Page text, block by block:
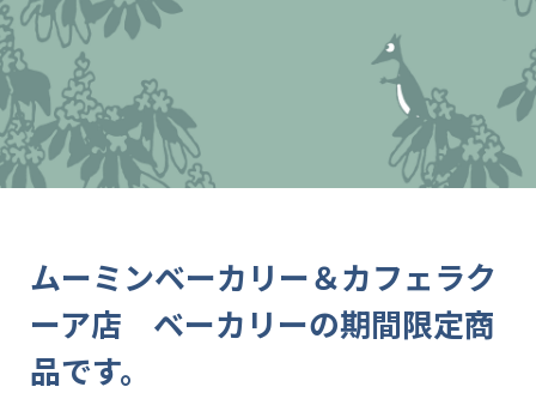
ムーミンベーカリー＆カフェラク
ーア店 ベーカリーの期間限定商
品です。